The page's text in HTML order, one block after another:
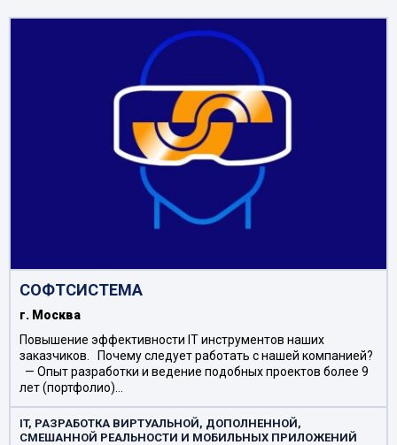
СОФТСИСТЕМА
г. Москва
Повышение эффективности IT инструментов наших
заказчиков. Почему следует работать с нашей компанией?
— Опыт разработки и ведение подобных проектов более 9
лет (портфолио)…
IT, РАЗРАБОТКА ВИРТУАЛЬНОЙ, ДОПОЛНЕННОЙ,
СМЕШАННОЙ РЕАЛЬНОСТИ И МОБИЛЬНЫХ ПРИЛОЖЕНИЙ